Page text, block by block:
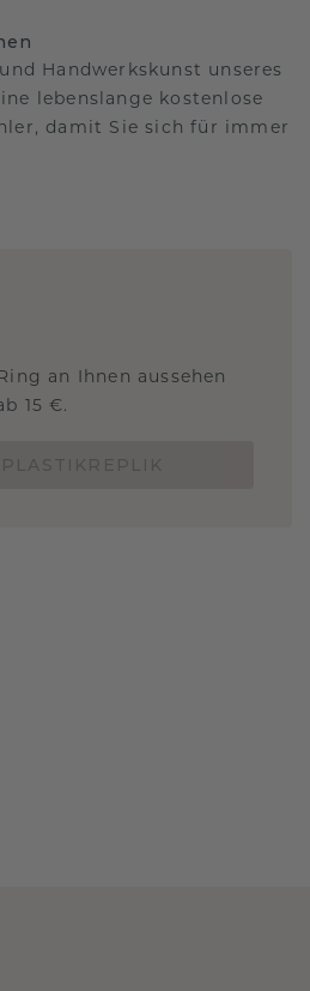
Handwerkskunst unseres
lebenslange kostenlose
damit Sie sich für immer
an Ihnen aussehen
15 €.